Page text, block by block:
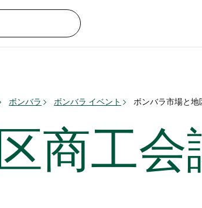
ボンバラ ボンバラ イベント ボンバラ市場と地
商工会